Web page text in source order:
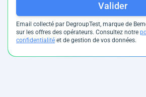
Valider
Email collecté par DegroupTest, marque de
sur les offres des opérateurs. Consultez notre
confidentialité et de gestion de vos données.